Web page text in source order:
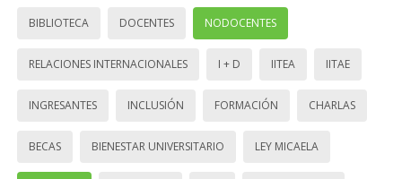
BIBLIOTECA DOCENTES NODOCENTES
RELACIONES INTERNACIONALES I + D IITEA IITAE
INGRESANTES INCLUSIÓN FORMACIÓN CHARLAS
BECAS BIENESTAR UNIVERSITARIO LEY MICAELA